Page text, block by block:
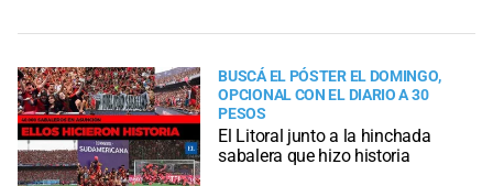
BUSCÁ EL PÓSTER EL DOMINGO,
OPCIONAL CON EL DIARIO A 30
PESOS
El Litoral junto a la hinchada
sabalera que hizo historia